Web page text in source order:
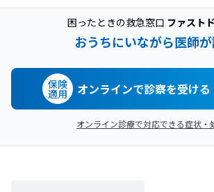
困ったときの救急窓口 ファスト
おうちにいながら医師
保険
適用 オンラインで診察を受ける
オンライン診療で対応できる症状・